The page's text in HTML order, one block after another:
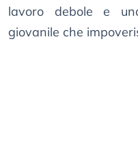
lavoro debole e
giovanile che